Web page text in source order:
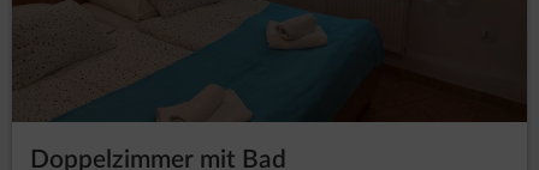
Doppelzimmer mit Bad